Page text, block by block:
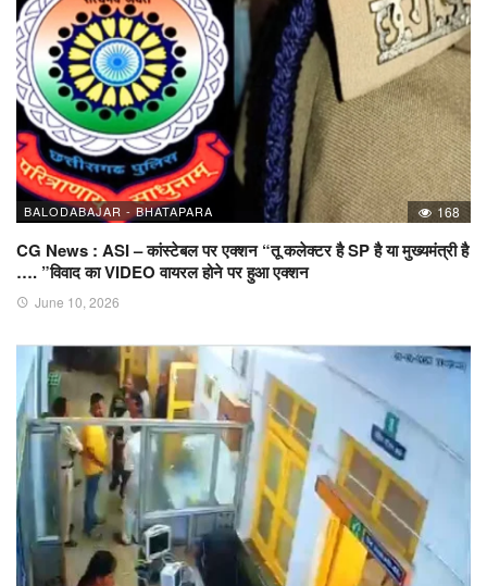
BALODABAJAR - BHATAPARA 168
CG News : ASI – कांस्टेबल पर एक्शन “तू कलेक्टर है SP है या मुख्यमंत्री है
…. ”विवाद का VIDEO वायरल होने पर हुआ एक्शन
June 10, 2026